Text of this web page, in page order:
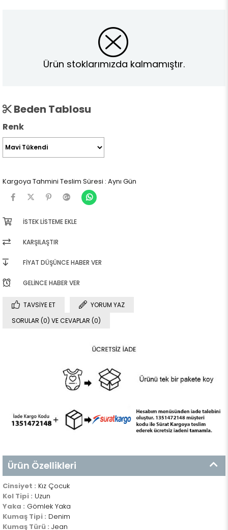
Ürün stoklarımızda kalmamıştır.
Beden Tablosu
Renk
Kargoya Tahmini Teslim Süresi : Aynı Gün
İSTEK LISTEME EKLE
KARŞILAŞTIR
FIYAT DÜŞÜNCE HABER VER
GELINCE HABER VER
TAVSIYE ET
YORUM YAZ
SORULAR (0) VE CEVAPLAR (0)
Ürün Özellikleri
Cinsiyet : Kız Çocuk
Kol Tipi : Uzun
Yaka : Gömlek Yaka
Kumaş Tipi : Denim
Kumaş Türü : Jean